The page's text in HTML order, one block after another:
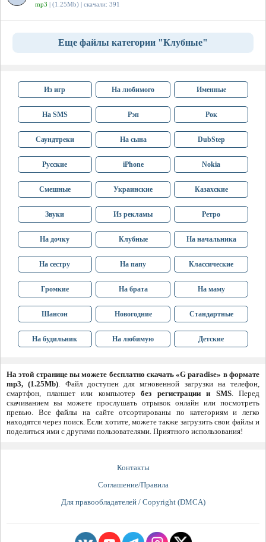
mp3 | (1.25Mb) | скачали: 391
Еще файлы категории "Клубные"
Из игр На любимого Именные
На SMS Рэп Рок
Саундтреки На сына DubStep
Русские iPhone Nokia
Смешные Украинские Казахские
Звуки Из рекламы Ретро
На дочку Клубные На начальника
На сестру На папу Классические
Громкие На брата На маму
Шансон Новогодние Стандартные
На будильник На любимую Детские
На этой странице вы можете бесплатно скачать «G paradise» в формате
mp3, (1.25Mb). Файл доступен для мгновенной загрузки на телефон,
смартфон, планшет или компьютер без регистрации и SMS. Перед
скачиванием вы можете прослушать отрывок онлайн или посмотреть
превью. Все файлы на сайте отсортированы по категориям и легко
находятся через поиск. Если хотите, можете также загрузить свои файлы и
поделиться ими с другими пользователями. Приятного использования!
Контакты
Соглашение/Правила
Для правообладателей / Copyright (DMCA)